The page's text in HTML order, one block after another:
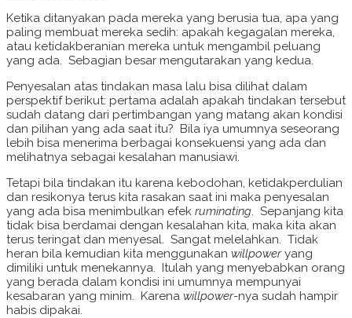
Ketika ditanyakan pada mereka yang berusia tua, apa yang
paling membuat mereka sedih: apakah kegagalan mereka,
atau ketidakberanian mereka untuk mengambil peluang
yang ada. Sebagian besar mengutarakan yang kedua.
Penyesalan atas tindakan masa lalu bisa dilihat dalam
perspektif berikut: pertama adalah apakah tindakan tersebut
sudah datang dari pertimbangan yang matang akan kondisi
dan pilihan yang ada saat itu? Bila iya umumnya seseorang
lebih bisa menerima berbagai konsekuensi yang ada dan
melihatnya sebagai kesalahan manusiawi.
Tetapi bila tindakan itu karena kebodohan, ketidakperdulian
dan resikonya terus kita rasakan saat ini maka penyesalan
yang ada bisa menimbulkan efek ruminating . Sepanjang kita
tidak bisa berdamai dengan kesalahan kita, maka kita akan
terus teringat dan menyesal. Sangat melelahkan. Tidak
heran bila kemudian kita menggunakan willpoweryang
dimiliki untuk menekannya. Itulah yang menyebabkan orang
yang berada dalam kondisi ini umumnya mempunyai
kesabaran yang minim. Karena willpower-nya sudah hampir
habis dipakai.